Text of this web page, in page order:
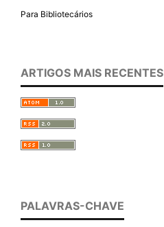
Para Bibliotecários
ARTIGOS MAIS RECENTES
PALAVRAS-CHAVE